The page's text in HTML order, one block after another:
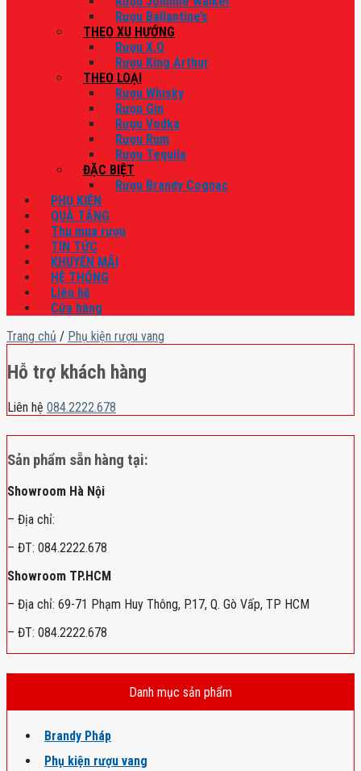
Rượu Ballantine’s
THEO XU HƯỚNG
Rượu X.O
Rượu King Arthur
THEO LOẠI
Rượu Whisky
Rượu Gin
Rượu Vodka
Rượu Rum
Rượu Tequila
ĐẶC BIỆT
Rượu Brandy Cognac
PHỤ KIỆN
QUÀ TẶNG
Thu mua rượu
TIN TỨC
KHUYẾN MÃI
HỆ THỐNG
Liên hệ
Cửa hàng
Trang chủ / Phụ kiện rượu vang
Hỗ trợ khách hàng
Liên hệ 084.2222.678
Sản phẩm sẵn hàng tại:
Showroom Hà Nội
– Địa chỉ:
– ĐT: 084.2222.678
Showroom TP.HCM
– Địa chỉ: 69-71 Phạm Huy Thông, P.17, Q. Gò Vấp, TP HCM
– ĐT: 084.2222.678
Danh mục sản phẩm
Brandy Pháp
Phụ kiện rượu vang